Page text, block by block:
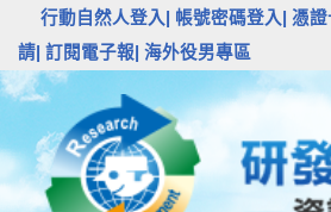
行動自然人登入| 帳號密碼登入| 憑證
請| 訂閱電子報| 海外役男專區